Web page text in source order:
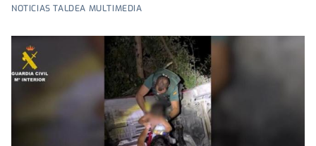
NOTICIAS TALDEA MULTIMEDIA